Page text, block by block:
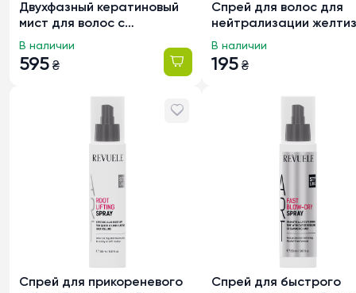
Двухфазный кератиновый
мист для волос с
комплексом масел Lador
Keratin Layered Oil Hair
Mist, 130 мл
595 ₴
В наличии
Спрей для волос для
нейтрализации
Revuele Anti-Yellow
200мл
195 ₴
В наличии
Спрей для прикореневого
Спрей для быстрого